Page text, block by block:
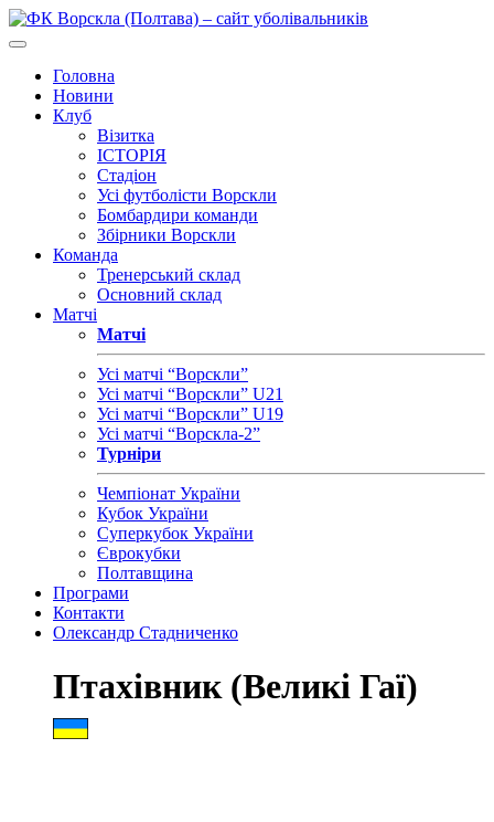
Головна
Новини
Клуб
Візитка
ІСТОРІЯ
Стадіон
Усі футболісти Ворскли
Бомбардири команди
Збірники Ворскли
Команда
Тренерський склад
Основний склад
Матчі
Матчі
Усі матчі “Ворскли”
Усі матчі “Ворскли” U21
Усі матчі “Ворскли” U19
Усі матчі “Ворскла-2”
Турніри
Чемпіонат України
Кубок України
Суперкубок України
Єврокубки
Полтавщина
Програми
Контакти
Олександр Стадниченко
Птахівник (Великі Гаї)